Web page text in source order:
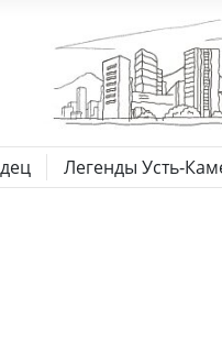
Легенды Усть-